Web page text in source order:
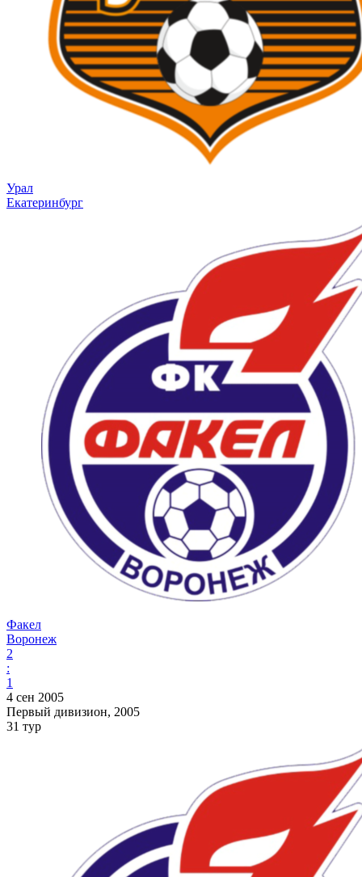
Урал
Екатеринбург
Факел
Воронеж
2
:
1
4 сен 2005
Первый дивизион, 2005
31 тур